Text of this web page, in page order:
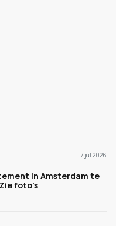
7 jul 2026
in Amsterdam te
foto's